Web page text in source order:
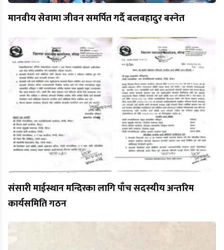
मानवीय सेवामा जीवन समर्पित गर्दै बलबहादुर बस्नेत
संसारी माईस्थान मन्दिरका लागि पाँच सदस्यीय अन्तरिम
कार्यसमिति गठन